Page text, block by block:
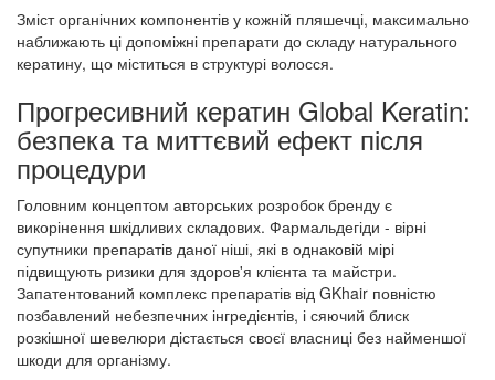
Зміст органічних компонентів у кожній пляшечці, максимально
наближають ці допоміжні препарати до складу натурального
кератину, що міститься в структурі волосся.
Прогресивний кератин Global Keratin:
безпека та миттєвий ефект після
процедури
Головним концептом авторських розробок бренду є
викорінення шкідливих складових. Фармальдегіди - вірні
супутники препаратів даної ніші, які в однаковій мірі
підвищують ризики для здоров'я клієнта та майстри.
Запатентований комплекс препаратів від GKhair повністю
позбавлений небезпечних інгредієнтів, і сяючий блиск
розкішної шевелюри дістається своєї власниці без найменшої
шкоди для організму.